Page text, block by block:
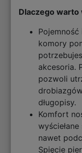
Dlaczego warto
komory
akcesoria.
pozwoli
długopisy.
Komfort
nawet
Spięcie